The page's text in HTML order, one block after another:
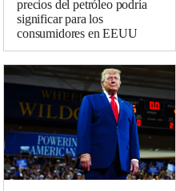
precios del petróleo podría
significar para los
consumidores en EEUU